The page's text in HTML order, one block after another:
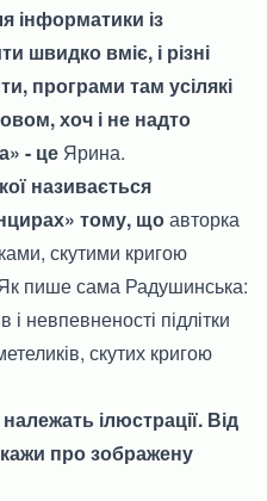
інформатики із
швидко вміє, і різні
програми там усілякі
хоч і не надто
- це Ярина.
називається
тому, щоавторка
скутими кригою
пише сама Радушинська:
невпевненості підлітки
скутих кригою
ілюстрації. Від
про зображену